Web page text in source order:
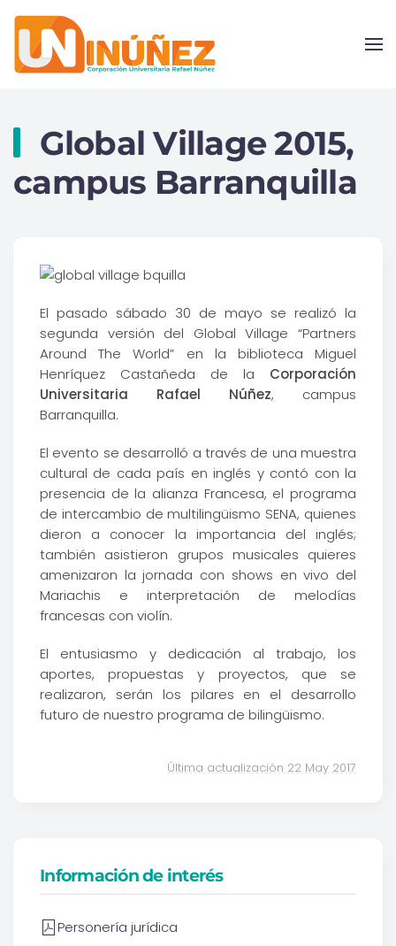
Skip to main content
Global Village 2015,
campus Barranquilla
El pasado sábado 30 de mayo se realizó la
segunda versión del Global Village “Partners
Around The World” en la biblioteca Miguel
Henríquez Castañeda de la Corporación
Universitaria Rafael Núñez, campus
Barranquilla.
El evento se desarrolló a través de una muestra
cultural de cada país en inglés y contó con la
presencia de la alianza Francesa, el programa
de intercambio de multilingüismo SENA, quienes
dieron a conocer la importancia del inglés;
también asistieron grupos musicales quieres
amenizaron la jornada con shows en vivo del
Mariachis e interpretación de melodías
francesas con violín.
El entusiasmo y dedicación al trabajo, los
aportes, propuestas y proyectos, que se
realizaron, serán los pilares en el desarrollo
futuro de nuestro programa de bilingüismo.
Última actualización 22 May 2017
Información de interés
Personería jurídica